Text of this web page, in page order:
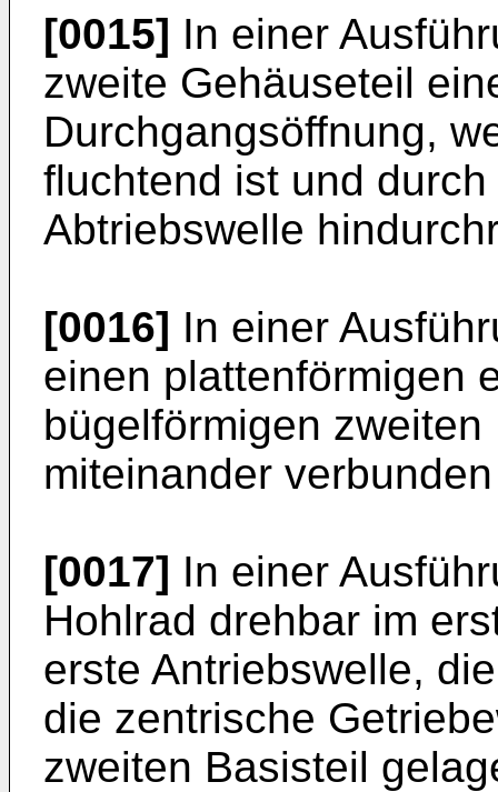
[0015] In einer
zweite Gehäuseteil
Durchgangsöffnung,
fluchtend ist und
Abtriebswelle
[0016] In einer
einen plattenförmigen
bügelförmigen
miteinander
[0017] In einer
Hohlrad drehbar im
erste Antriebswelle,
die zentrische
zweiten Basisteil